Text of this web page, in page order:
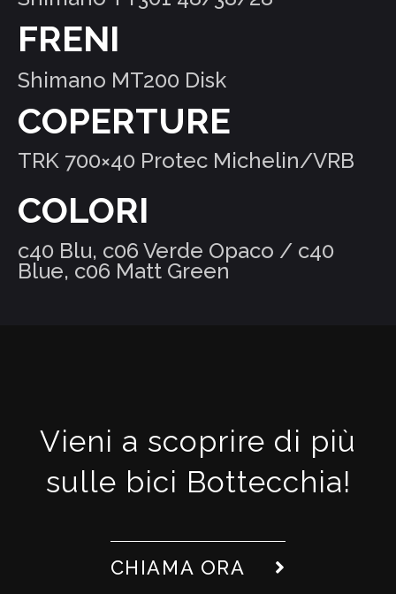
FRENI
Shimano MT200 Disk
COPERTURE
TRK 700×40 Protec Michelin/VRB
COLORI
c40 Blu, c06 Verde Opaco / c40
Blue, c06 Matt Green
Vieni a scoprire di più
sulle bici Bottecchia!
CHIAMA ORA